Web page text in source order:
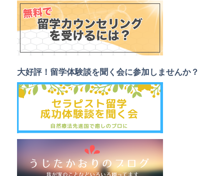
大好評！留学体験談を聞く会に参加しませんか？